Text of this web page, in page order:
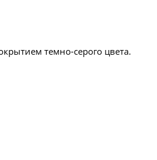
темно-серого цвета.